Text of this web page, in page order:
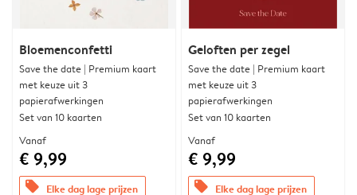
Bloemenconfetti
Save the date | Premium kaart
met keuze uit 3
papierafwerkingen
Set van 10 kaarten
Vanaf
€ 9,99
offers Elke dag lage prijzen
Geloften per zegel
Save the date | Premium kaart
met keuze uit 3
papierafwerkingen
Set van 10 kaarten
Vanaf
€ 9,99
offers Elke dag lage prijzen